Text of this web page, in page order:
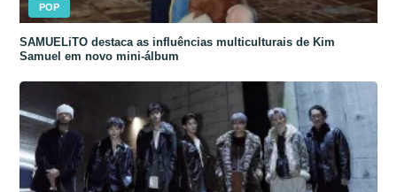
POP
SAMUELiTO destaca as influências multiculturais de Kim
Samuel em novo mini-álbum